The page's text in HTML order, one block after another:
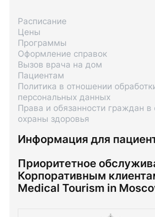
Информация для
Расписание
Цены
Программы
Оформление справок
Вызов врача на дом
Пациентам
Политика в отношении
персональных данных
Права и обязанности граждан в
охраны здоровья
Приоритетное
Корпоративным
Medical Tourism in